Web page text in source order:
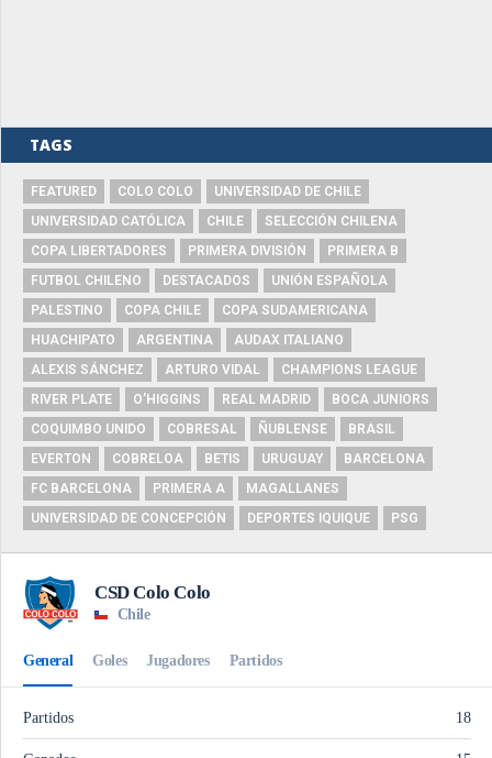
TAGS
FEATURED COLO COLO
UNIVERSIDAD DE CHILE
UNIVERSIDAD CATÓLICA
CHILE
SELECCIÓN CHILENA
COPA LIBERTADORES
PRIMERA DIVISIÓN
PRIMERA B
FUTBOL CHILENO
DESTACADOS
UNIÓN ESPAÑOLA
PALESTINO
COPA CHILE
COPA SUDAMERICANA
HUACHIPATO
ARGENTINA
AUDAX ITALIANO
ALEXIS SÁNCHEZ
ARTURO VIDAL
CHAMPIONS LEAGUE
RIVER PLATE
O'HIGGINS REAL MADRID
BOCA JUNIORS
COQUIMBO UNIDO
COBRESAL ÑUBLENSE
BRASIL
EVERTON
COBRELOA BETIS URUGUAY
BARCELONA
FC BARCELONA
PRIMERA A
MAGALLANES
UNIVERSIDAD DE CONCEPCIÓN
DEPORTES IQUIQUE PSG